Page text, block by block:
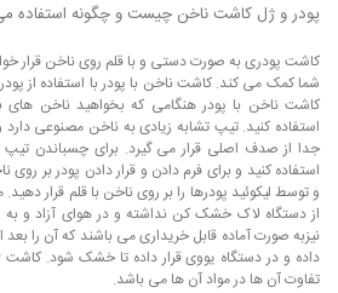
پودر و ژل کاشت ناخن چیست و چگونه استفاده
کاشت پودری به صورت دستی و با قلم روی ناخن قرار
شما کمک می کند. کاشت ناخن با پودر با استفاده از
کاشت ناخن با پودر هنگامی که بخواهید ناخن های
استفاده کنید. تیپ تشابه زیادی به ناخن مصنوعی
جدا از صدف اصلی قرار می گیرد. برای چسباندن
استفاده کنید و برای فرم دادن و قرار دادن پودر بر
و توسط لیکوئید پودرها را بر روی ناخن با قلم قرار دهید.
از دستگاه لاک خشک کن نداشته و در هوای آزاد
نیزبه صورت آماده قابل خریداری می باشند که آن را بعد
داده و در دستگاه یووی قرار داده تا خشک شود.
تفاوت آن ها در مواد آن ها می باشد.